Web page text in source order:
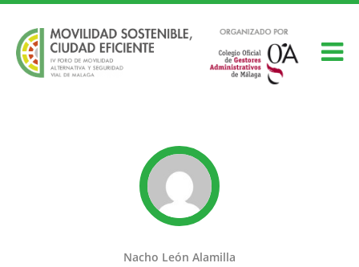
Nacho León Alamilla